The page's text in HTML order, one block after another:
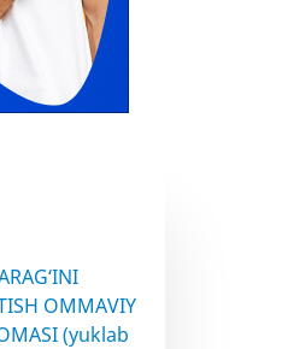
OMMAVIY
(yuklab